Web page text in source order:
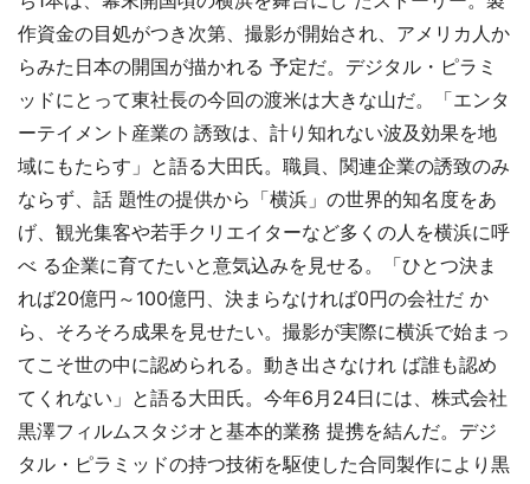
作資金の目処がつき次第、撮影が開始され、アメリカ人か
らみた日本の開国が描かれる 予定だ。デジタル・ピラミ
ッドにとって東社長の今回の渡米は大きな山だ。「エンタ
ーテイメント産業の 誘致は、計り知れない波及効果を地
域にもたらす」と語る大田氏。職員、関連企業の誘致のみ
ならず、話 題性の提供から「横浜」の世界的知名度をあ
げ、観光集客や若手クリエイターなど多くの人を横浜に呼
べ る企業に育てたいと意気込みを見せる。「ひとつ決ま
れば20億円～100億円、決まらなければ0円の会社だ か
ら、そろそろ成果を見せたい。撮影が実際に横浜で始まっ
てこそ世の中に認められる。動き出さなけれ ば誰も認め
てくれない」と語る大田氏。今年6月24日には、株式会社
黒澤フィルムスタジオと基本的業務 提携を結んだ。デジ
タル・ピラミッドの持つ技術を駆使した合同製作により黒